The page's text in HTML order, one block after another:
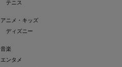
テニス
アニメ・キッズ
ディズニー
音楽
エンタメ